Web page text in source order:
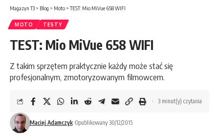
Magazyn T3 > Blog > Moto >TEST: Mio MiVue 658 WIFI
MOTO TESTY
TEST: Mio MiVue 658 WIFI
Z takim sprzętem praktycznie każdy może stać się
profesjonalnym, zmotoryzowanym filmowcem.
Maciej Adamczyk Opublikowany 30/12/2015
3 minut(y) czytania